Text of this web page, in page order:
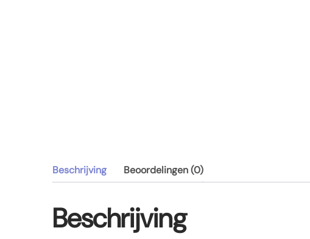
Beschrijving Beoordelingen (0)
Beschrijving